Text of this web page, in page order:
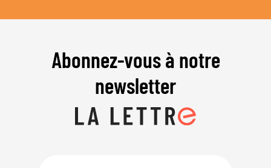
Abonnez-vous à notre
newsletter